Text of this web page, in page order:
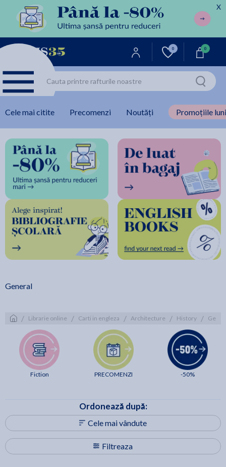
X
0 0
Cele mai citite Precomenzi Noutăți Promoțiile
General
/ Librarie online / Carti in engleza / Architecture / History /
Fiction PRECOMENZI -50%
Filtreaza
Ordonează după:
Cele mai vândute